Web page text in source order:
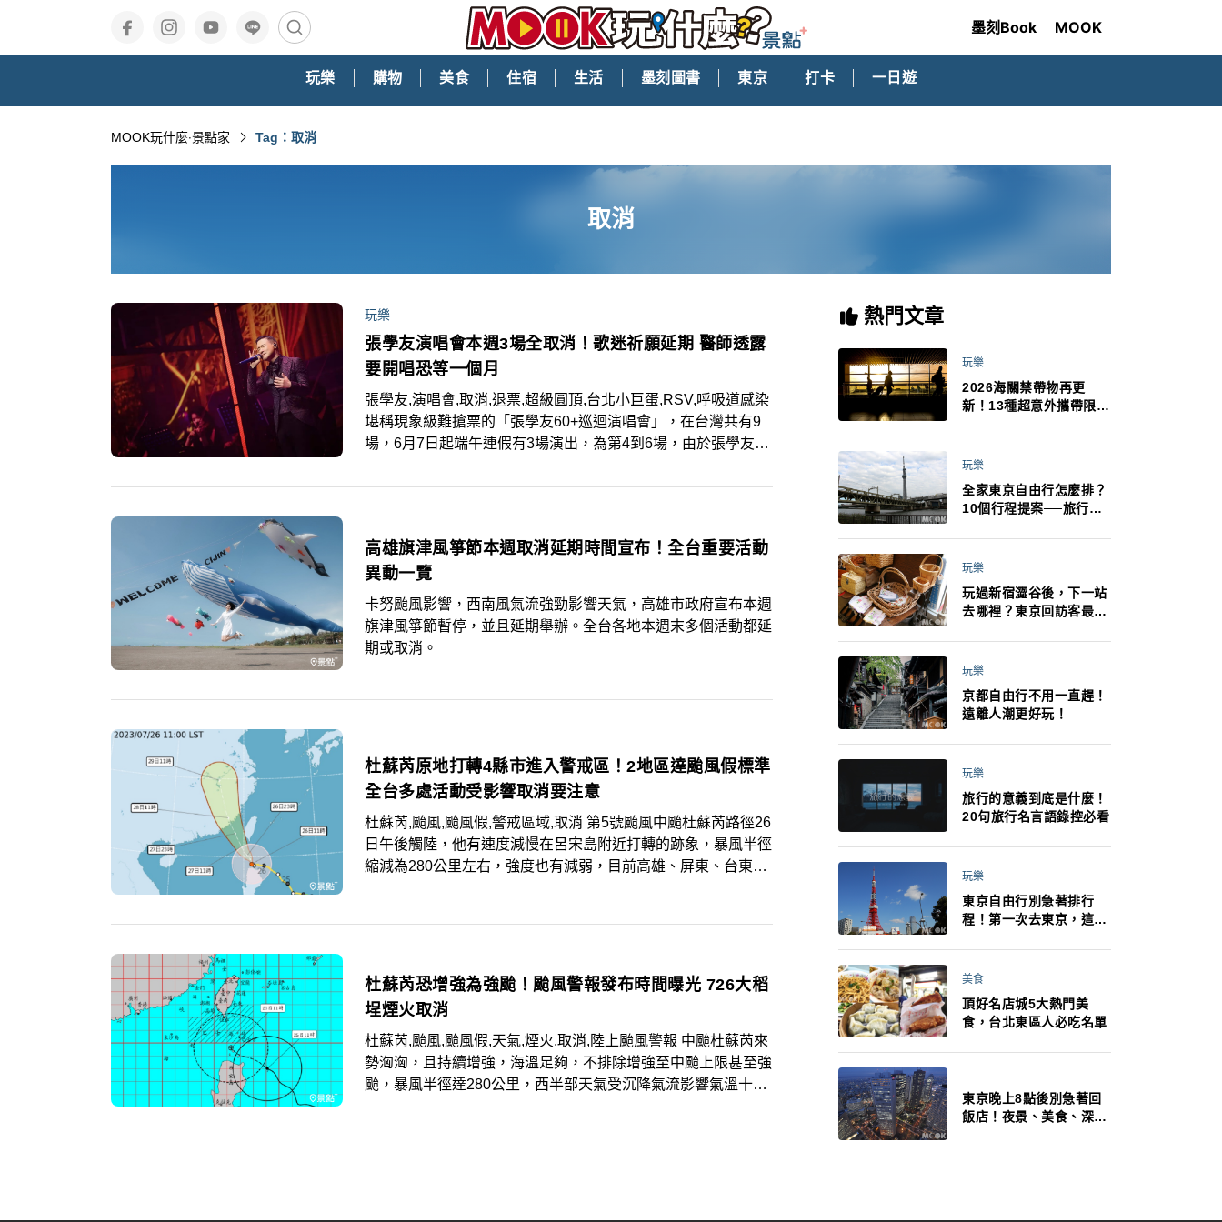
墨刻Book MOOK
玩樂 購物 美食 住宿 生活 墨刻圖書 東京 打卡 一日遊
MOOK玩什麼‧景點家 Tag：取消
取消
玩樂
張學友演唱會本週3場全取消！歌迷祈願延期 醫師透露
要開唱恐等一個月
張學友,演唱會,取消,退票,超級圓頂,台北小巨蛋,RSV,呼吸道感染
堪稱現象級難搶票的「張學友60+巡迴演唱會」，在台灣共有9
場，6月7日起端午連假有3場演出，為第4到6場，由於張學友出
日、8日、9日這3場皆取消！
高雄旗津風箏節本週取消延期時間宣布！全台重要活動
異動一覽
卡努颱風影響，西南風氣流強勁影響天氣，高雄市政府宣布本週
旗津風箏節暫停，並且延期舉辦。全台各地本週末多個活動都延
期或取消。
杜蘇芮原地打轉4縣市進入警戒區！2地區達颱風假標準
全台多處活動受影響取消要注意
杜蘇芮,颱風,颱風假,警戒區域,取消 第5號颱風中颱杜蘇芮路徑26
日午後觸陸，他有速度減慢在呂宋島附近打轉的跡象，暴風半徑
縮減為280公里左右，強度也有減弱，目前高雄、屏東、台東、
杜蘇芮恐增強為強颱！颱風警報發布時間曝光 726大稻
埕煙火取消
杜蘇芮,颱風,颱風假,天氣,煙火,取消,陸上颱風警報 中颱杜蘇芮來
勢洶洶，且持續增強，海溫足夠，不排除增強至中颱上限甚至強
颱，暴風半徑達280公里，西半部天氣受沉降氣流影響氣溫十分
熱門文章
玩樂
2026海關禁帶物再更
新！13種超意外攜帶限
最高還罰百萬！注意事項
玩樂
全家東京自由行怎麼排？
10個行程提案──旅行不
法！
玩樂
玩過新宿澀谷後，下一站
去哪裡？東京回訪客最推
玩樂
京都自由行不用一直趕！
遠離人潮更好玩！
玩樂
旅行的意義到底是什麼！
20句旅行名言語錄控必看
玩樂
東京自由行別急著排行
程！第一次去東京，這10
美食
頂好名店城5大熱門美
食，台北東區人必吃名單
東京晚上8點後別急著回
飯店！夜景、美食、深夜